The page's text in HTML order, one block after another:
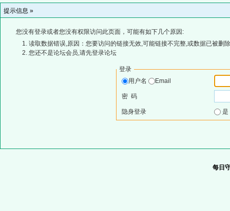
提示信息 »
您没有登录或者您没有权限访问此页面，可能有如下几个原因:
读取数据错误,原因：您要访问的链接无效,可能链接不完整,或数据已被删
您还不是论坛会员,请先登录论坛
登录
用户名
Email
密 码
隐身登录
每日